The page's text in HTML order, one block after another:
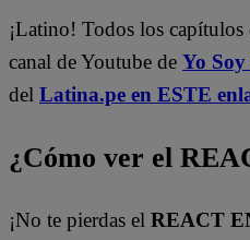
¡Latino! Todos los
canal de Youtube de Yo
del Latina.pe en ESTE
¿Cómo ver el
¡No te pierdas el REACT